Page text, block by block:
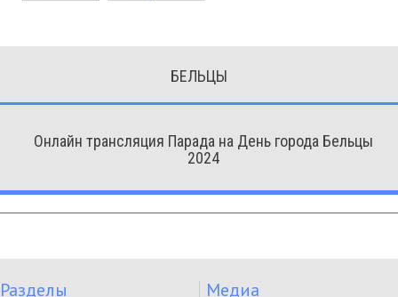
БЕЛЬЦЫ
Онлайн трансляция Парада на День города Бельцы
2024
Разделы Медиа